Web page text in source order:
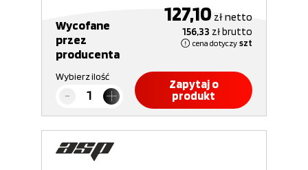
Wycofane
przez
producenta
127,10 złnetto
156,33 złbrutto
cena dotyczy szt
Wybierz ilość
Zapytaj o
produkt